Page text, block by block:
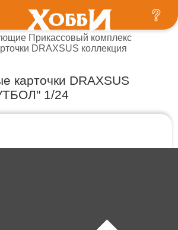
Прикассовый комплекс
DRAXSUS коллекция
карточки DRAXSUS
1/24